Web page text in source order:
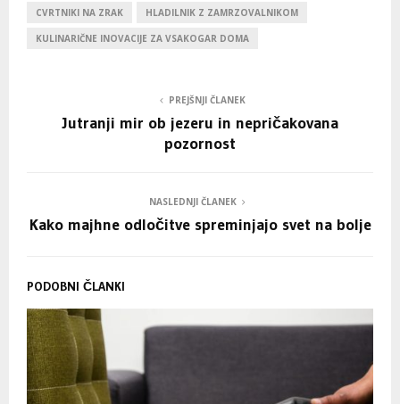
CVRTNIKI NA ZRAK HLADILNIK Z ZAMRZOVALNIKOM
KULINARIČNE INOVACIJE ZA VSAKOGAR DOMA
PREJŠNJI ČLANEK
Jutranji mir ob jezeru in nepričakovana
pozornost
NASLEDNJI ČLANEK
Kako majhne odločitve spreminjajo svet na bolje
PODOBNI ČLANKI